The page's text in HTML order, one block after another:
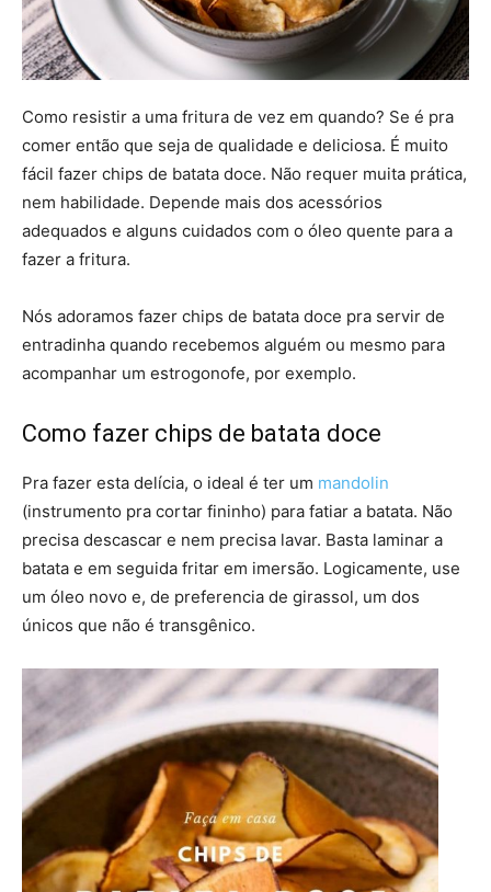
Como resistir a uma fritura de vez em quando? Se é pra
comer então que seja de qualidade e deliciosa. É muito
fácil fazer chips de batata doce. Não requer muita prática,
nem habilidade. Depende mais dos acessórios
adequados e alguns cuidados com o óleo quente para a
fazer a fritura.
Nós adoramos fazer chips de batata doce pra servir de
entradinha quando recebemos alguém ou mesmo para
acompanhar um estrogonofe, por exemplo.
Como fazer chips de batata doce
Pra fazer esta delícia, o ideal é ter um mandolin
(instrumento pra cortar fininho) para fatiar a batata. Não
precisa descascar e nem precisa lavar. Basta laminar a
batata e em seguida fritar em imersão. Logicamente, use
um óleo novo e, de preferencia de girassol, um dos
únicos que não é transgênico.